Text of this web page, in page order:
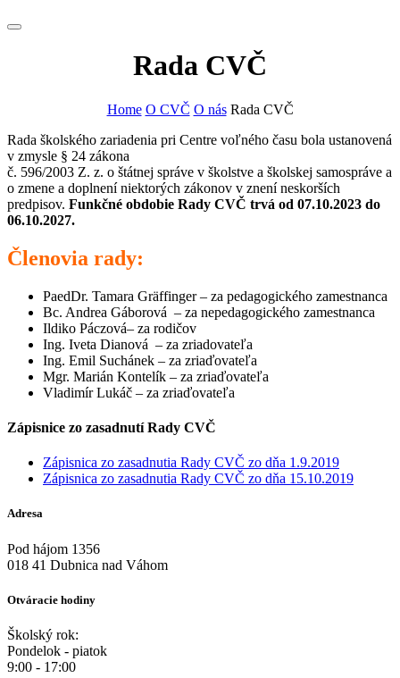
Rada CVČ
Home O CVČ O nás Rada CVČ
Rada školského zariadenia pri Centre voľného času bola ustanovená
v zmysle § 24 zákona
č. 596/2003 Z. z. o štátnej správe v školstve a školskej samospráve a
o zmene a doplnení niektorých zákonov v znení neskorších
predpisov. Funkčné obdobie Rady CVČ trvá od 07.10.2023 do
06.10.2027.
Členovia rady:
PaedDr. Tamara Gräffinger – za pedagogického zamestnanca
Bc. Andrea Gáborová – za nepedagogického zamestnanca
Ildiko Páczová– za rodičov
Ing. Iveta Dianová – za zriadovateľa
Ing. Emil Suchánek – za zriaďovateľa
Mgr. Marián Kontelík – za zriaďovateľa
Vladimír Lukáč – za zriaďovateľa
Zápisnice zo zasadnutí Rady CVČ
Zápisnica zo zasadnutia Rady CVČ zo dňa 1.9.2019
Zápisnica zo zasadnutia Rady CVČ zo dňa 15.10.2019
Adresa
Pod hájom 1356
018 41 Dubnica nad Váhom
Otváracie hodiny
Školský rok:
Pondelok - piatok
9:00 - 17:00